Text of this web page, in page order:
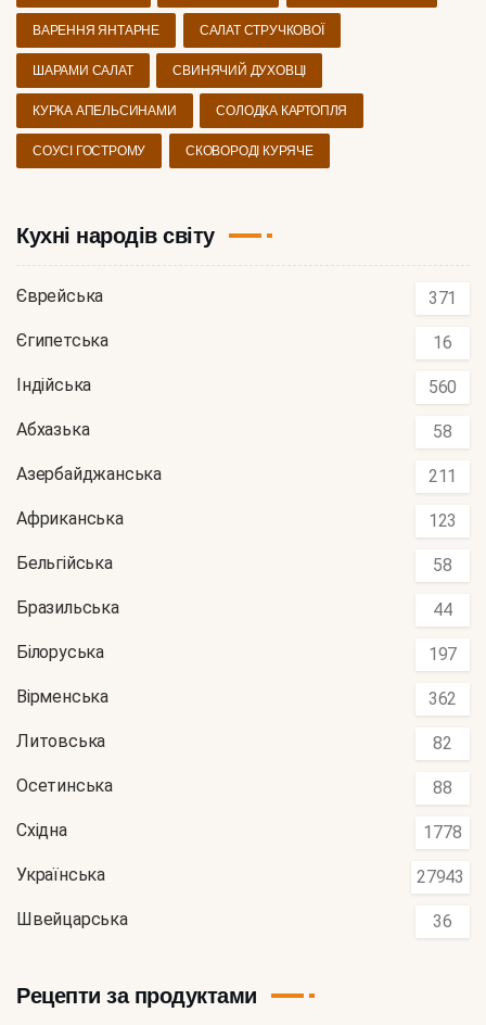
ВАРЕННЯ ЯНТАРНЕ САЛАТ СТРУЧКОВОЇ
ШАРАМИ САЛАТ СВИНЯЧИЙ ДУХОВЦІ
КУРКА АПЕЛЬСИНАМИ СОЛОДКА КАРТОПЛЯ
СОУСІ ГОСТРОМУ СКОВОРОДІ КУРЯЧЕ
Кухні народів світу
Єврейська 371
Єгипетська 16
Індійська 560
Абхазька 58
Азербайджанська 211
Африканська 123
Бельгійська 58
Бразильська 44
Білоруська 197
Вірменська 362
Литовська 82
Осетинська 88
Східна 1778
Українська 27943
Швейцарська 36
Рецепти за продуктами